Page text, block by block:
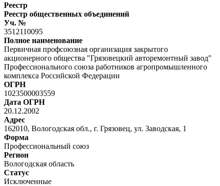
Реестр
Реестр общественных объединений
Уч. №
3512110095
Полное наименование
Первичная профсоюзная организация закрытого
акционерного общества "Грязовецкий авторемонтный завод"
Профессионального союза работников агропромышленного
комплекса Российской Федерации
ОГРН
1023500003559
Дата ОГРН
20.12.2002
Адрес
162010, Вологодская обл., г. Грязовец, ул. Заводская, 1
Форма
Профессиональный союз
Регион
Вологодская область
Статус
Исключенные